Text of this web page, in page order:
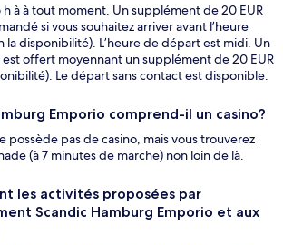
h à à tout moment. Un supplément de 20 EUR
si vous souhaitez arriver avant l’heure
la disponibilité). L’heure de départ est midi. Un
offert moyennant un supplément de 20 EUR
Le départ sans contact est disponible.
Emporio comprend-il un casino?
possède pas de casino, mais vous trouverez
(à 7 minutes de marche) non loin de là.
les activités proposées par
Scandic Hamburg Emporio et aux